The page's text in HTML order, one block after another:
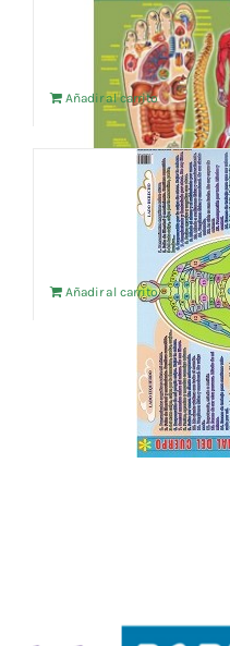
IVA no incluído
Añadir al carrito
MAPA
IVA no incluído
Añadir al carrito